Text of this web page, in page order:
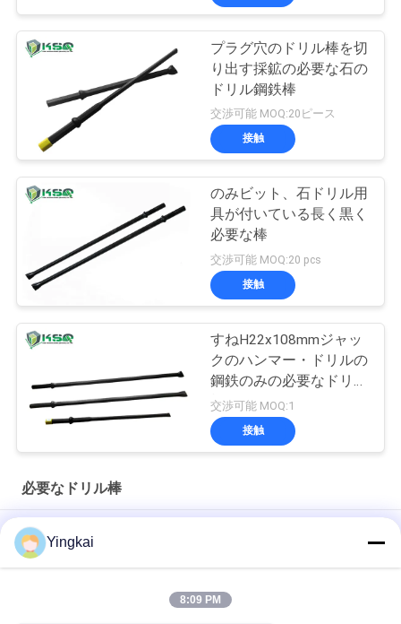
プラグ穴のドリル棒を切
り出す採鉱の必要な石の
ドリル鋼鉄棒
交渉可能 MOQ:20ピース
接触
のみビット、石ドリル用
具が付いている長く黒く
必要な棒
交渉可能 MOQ:20 pcs
接触
すねH22x108mmジャッ
クのハンマー・ドリルの
鋼鉄のみの必要なドリル
棒
交渉可能 MOQ:1
接触
必要なドリル棒
石切り場鉱山は必要なドリル棒の炭化タングステンのひっくり
返されたすねののみのタイプに用具を使います
Yingkai
8:09 PM